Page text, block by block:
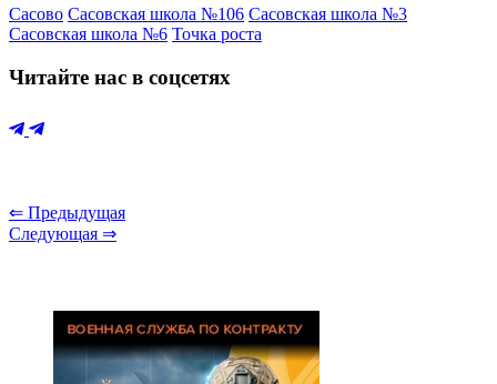
Сасово Сасовская школа №106 Сасовская школа №3
Сасовская школа №6 Точка роста
Читайте нас в соцсетях
⇐ Предыдущая
Следующая ⇒